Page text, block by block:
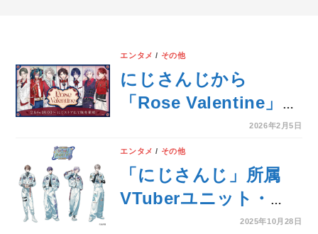
エンタメ / その他
にじさんじから
「Rose Valentine」グ
ッズが登場！2026年2
月6日(金)18時から販
売開始！
2026年2月5日
エンタメ / その他
「にじさんじ」所属
VTuberユニット・
ROF-MAOの結成4周
2025年10月28日